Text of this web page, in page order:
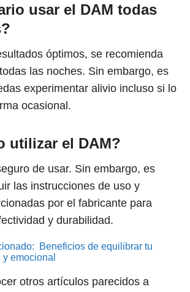
usar el DAM todas
óptimos, se recomienda
las noches. Sin embargo, es
experimentar alivio incluso si lo
ocasional.
utilizar el DAM?
de usar. Sin embargo, es
las instrucciones de uso y
por el fabricante para
y durabilidad.
Beneficios de equilibrar tu
emocional
otros artículos parecidos a